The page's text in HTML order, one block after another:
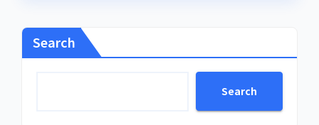
Search
Search